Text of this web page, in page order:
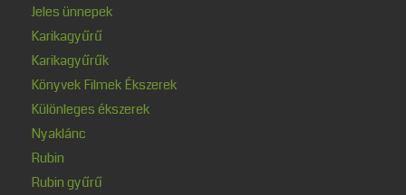
Jeles ünnepek
Karikagyűrű
Karikagyűrűk
Könyvek Filmek Ékszerek
Különleges ékszerek
Nyaklánc
Rubin
Rubin gyűrű